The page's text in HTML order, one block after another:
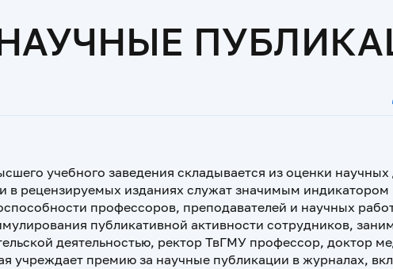
учебного заведения складывается из оценки
в рецензируемых изданиях служат значимым индикатором
профессоров, преподавателей и научных
публикативной активности сотрудников,
деятельностью, ректор ТвГМУ профессор, доктор
учреждает премию за научные публикации в журналах,